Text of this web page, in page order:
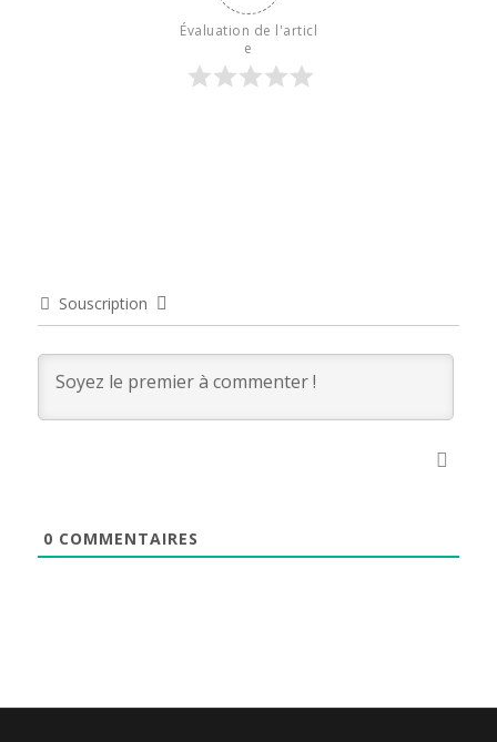
Évaluation de l'articl
e
Souscription
0 COMMENTAIRES